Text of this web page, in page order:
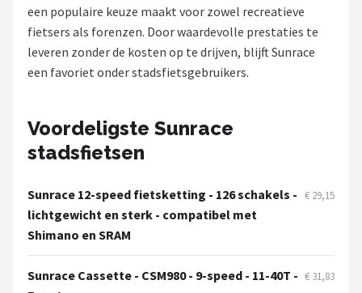
Basil
Volare
AXA
BBB Cycling
Schwalbe
een populaire keuze maakt voor zowel recreatieve
fietsers als forenzen. Door waardevolle prestaties te
leveren zonder de kosten op te drijven, blijft Sunrace
een favoriet onder stadsfietsgebruikers.
Voordeligste Sunrace
stadsfietsen
Sunrace 12-speed fietsketting - 126 schakels -
lichtgewicht en sterk - compatibel met
Shimano en SRAM
€ 29,15
Sunrace Cassette - CSM980 - 9-speed - 11-40T - € 31,83